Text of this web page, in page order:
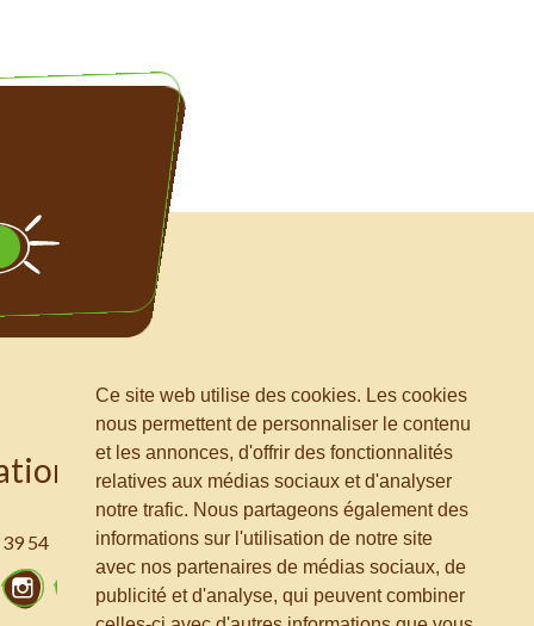
Ce site web utilise des cookies. Les cookies
nous permettent de personnaliser le contenu
et les annonces, d'offrir des fonctionnalités
relatives aux médias sociaux et d'analyser
notre trafic. Nous partageons également des
informations sur l'utilisation de notre site
avec nos partenaires de médias sociaux, de
publicité et d'analyse, qui peuvent combiner
54
TwitterInstagramLinkedIn